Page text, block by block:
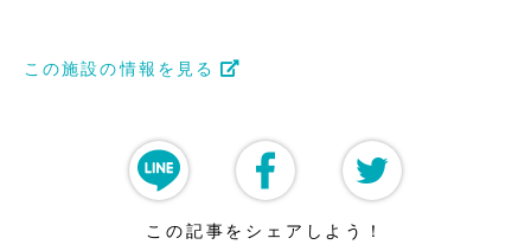
この施設の情報を見る
この記事をシェアしよう！